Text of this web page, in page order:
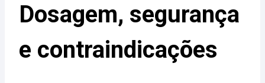
Dosagem, segurança
e contraindicações